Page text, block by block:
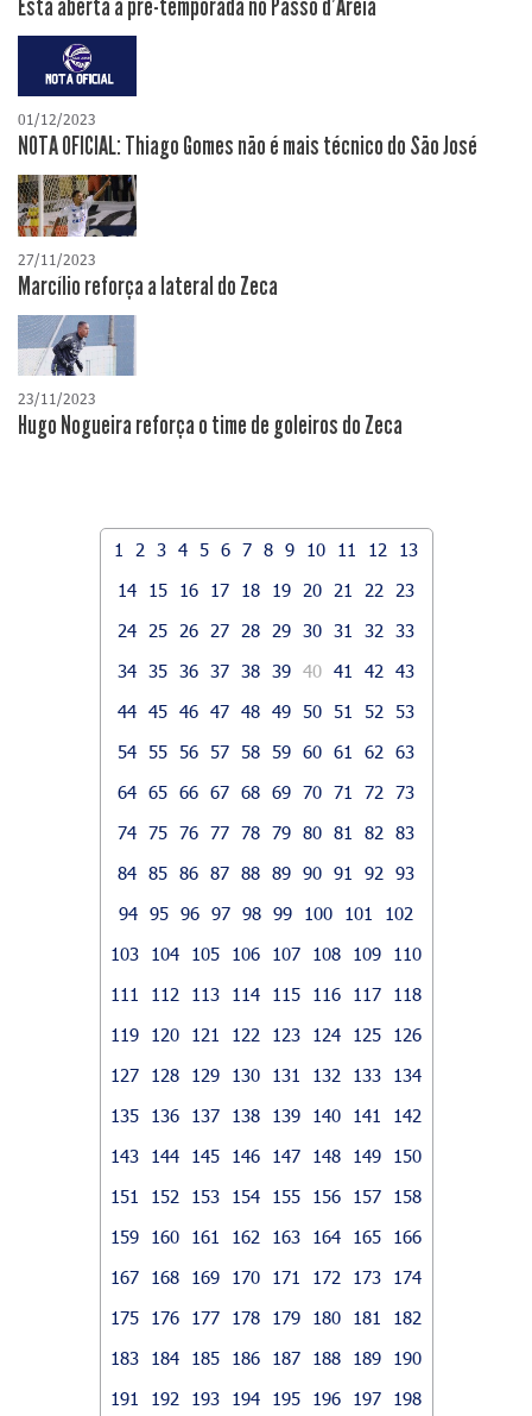
Está aberta a pré-temporada no Passo d'Areia
01/12/2023
NOTA OFICIAL: Thiago Gomes não é mais técnico do São José
27/11/2023
Marcílio reforça a lateral do Zeca
23/11/2023
Hugo Nogueira reforça o time de goleiros do Zeca
1 2 3 4 5 6 7 8 9 10 11 12
13
14
15 16 17 18 19 20 21 22
23
24
25 26 27 28 29 30 31 32
33
34 35 36 37 38 39 40 41 42
43
44 45 46 47 48 49 50 51 52
53
54 55 56 57 58 59 60 61 62
63
64 65 66 67 68 69 70 71 72
73
74 75 76 77 78 79 80 81 82
83
84 85 86 87 88 89 90 91 92
93
94 95 96 97 98 99 100 101
102
103
104 105 106 107 108 109
110
111
112 113 114 115 116 117
118
119
120 121 122 123 124 125
126
127
128 129 130 131 132 133
134
135
136 137 138 139 140 141
142
143
144 145 146 147 148 149
150
151
152 153 154 155 156 157
158
159
160 161 162 163 164 165
166
167
168 169 170 171 172 173
174
175
176 177 178 179 180 181
182
183
184 185 186 187 188 189
190
191
192 193 194 195 196 197
198